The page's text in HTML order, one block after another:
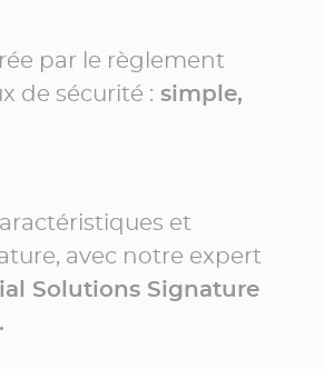
par le règlement
de sécurité : simple,
et
avec notre expert
Solutions Signature